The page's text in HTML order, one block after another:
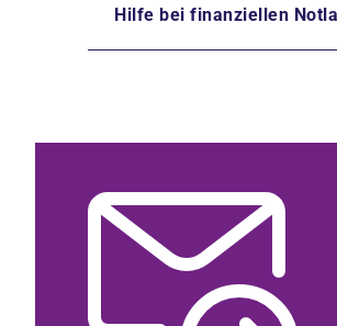
Hilfe bei finanziellen